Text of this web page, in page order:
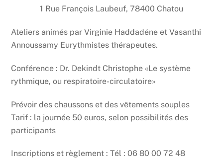
1 Rue François Laubeuf, 78400 Chatou
Ateliers animés par Virginie Haddadéne et Vasanthi
Annoussamy Eurythmistes thérapeutes.
Conférence : Dr. Dekindt Christophe «Le système
rythmique, ou respiratoire-circulatoire»
Prévoir des chaussons et des vêtements souples
Tarif : la journée 50 euros, selon possibilités des
participants
Inscriptions et règlement : Tél : 06 80 00 72 48